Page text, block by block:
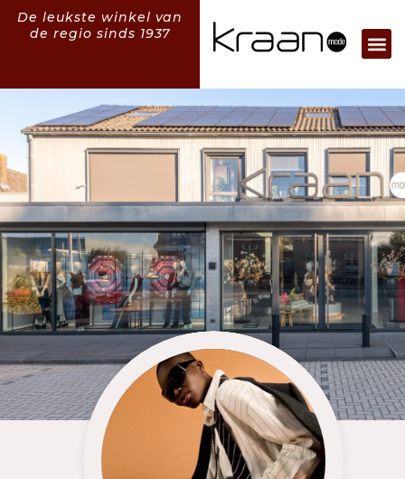
De leukste winkel van
de regio sinds 1937